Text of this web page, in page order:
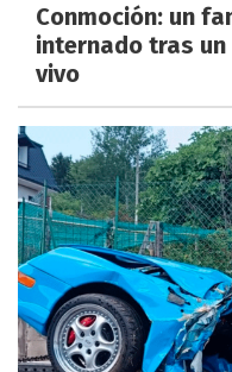
Conmoción: un
internado tras
vivo